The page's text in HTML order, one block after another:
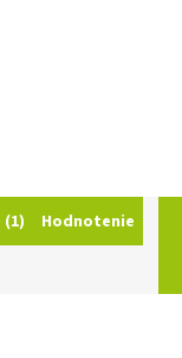
Hodnotenie